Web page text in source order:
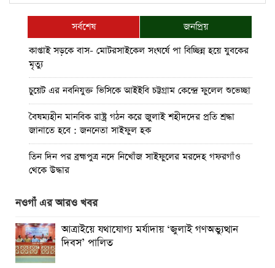
সর্বশেষ
জনপ্রিয়
কাপ্তাই সড়কে বাস- মোটরসাইকেল সংঘর্ষে পা বিচ্ছিন্ন হয়ে যুবকের
মৃত্যু
চুয়েট এর নবনিযুক্ত ভিসিকে আইইবি চট্টগ্রাম কেন্দ্রে ফুলেল শুভেচ্ছা
বৈষম্যহীন মানবিক রাষ্ট্র গঠন করে জুলাই শহীদদের প্রতি শ্রদ্ধা
জানাতে হবে : জননেতা সাইফুল হক
তিন দিন পর ব্রহ্মপুত্র নদে নিখোঁজ সাইফুলের মরদেহ গফরগাঁও
থেকে উদ্ধার
ব্রহ্মপুত্র নদে নিখোঁজ কৃষকের সন্ধান মেলেনি
রাঙ্গুনিয়ায় জুলাই গণঅভ্যুত্থান দিবস পালিত
পার্বতীপুরে জুলাই গণঅভ্যুত্থান দিবস পালন
নওগাঁ এর আরও খবর
আত্রাইয়ে যথাযোগ্য মর্যাদায় ‘জুলাই গণঅভ্যুত্থান
দিবস’ পালিত